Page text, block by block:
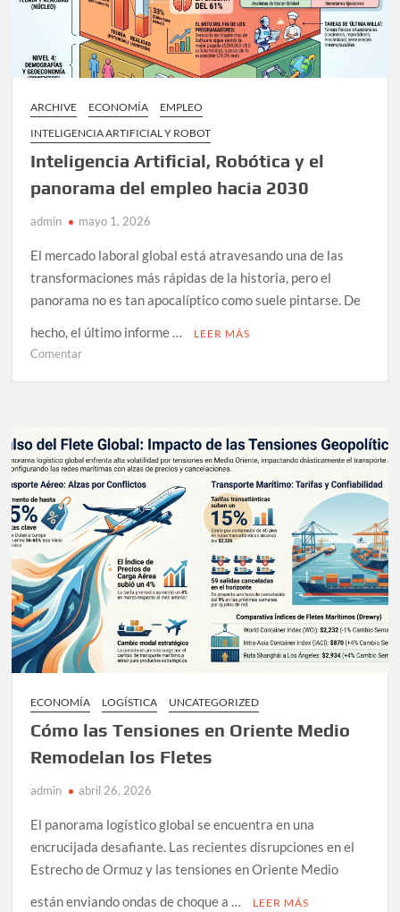
ARCHIVE ECONOMÍA
EMPLEO
INTELIGENCIA ARTIFICIAL Y ROBOT
Inteligencia Artificial, Robótica y el
panorama del empleo hacia 2030
admin mayo 1, 2026
El mercado laboral global está atravesando una de las
transformaciones más rápidas de la historia, pero el
panorama no es tan apocalíptico como suele pintarse. De
hecho, el último informe …
LEER MÁS
Comentaren
el
panorama
del
empleo
hacia
2030
ECONOMÍA LOGÍSTICA UNCATEGORIZED
Cómo las Tensiones en Oriente Medio
Remodelan los Fletes
admin abril 26, 2026
El panorama logístico global se encuentra en una
encrucijada desafiante. Las recientes disrupciones en el
Estrecho de Ormuz y las tensiones en Oriente Medio
están enviando ondas de choque a …
LEER MÁS